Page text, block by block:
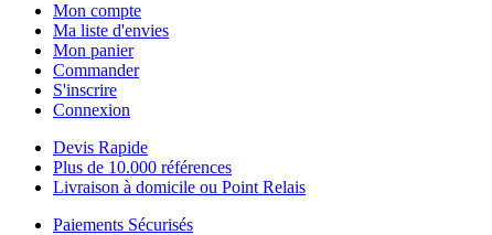
Mon compte
Ma liste d'envies
Mon panier
Commander
S'inscrire
Connexion
Devis Rapide
Plus de 10.000 références
Livraison à domicile ou Point Relais
Paiements Sécurisés